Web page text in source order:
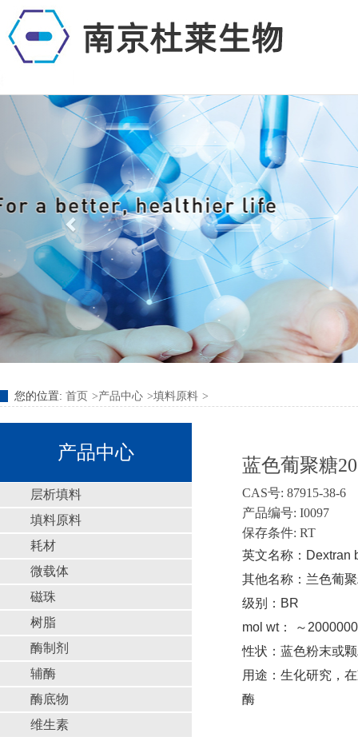
您的位置: 首页 产品中心 填料原料
产品中心
层析填料
填料原料
耗材
微载体
磁珠
树脂
酶制剂
辅酶
酶底物
维生素
蓝色葡聚糖
CAS号: 87915-38-6
产品编号: I0097
保存条件: RT
英文名称：Dextran
其他名称：兰色葡
级别：BR
mol wt： ～2000000
性状： 蓝色粉末或
用途：生化研究 ，
酶